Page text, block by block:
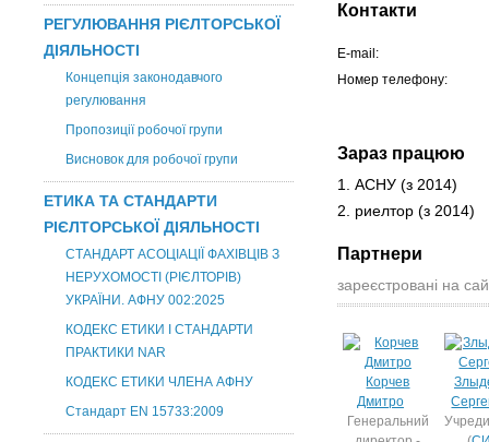
РЕГУЛЮВАННЯ РІЄЛТОРСЬКОЇ
ДІЯЛЬНОСТІ
Концепція законодавчого
регулювання
Пропозиції робочої групи
Висновок для робочої групи
ЕТИКА ТА СТАНДАРТИ
РІЄЛТОРСЬКОЇ ДІЯЛЬНОСТІ
СТАНДАРТ АСОЦІАЦІЇ ФАХІВЦІВ З
НЕРУХОМОСТІ (РІЄЛТОРІВ)
УКРАЇНИ. АФНУ 002:2025
КОДЕКС ЕТИКИ І СТАНДАРТИ
ПРАКТИКИ NAR
КОДЕКС ЕТИКИ ЧЛЕНА АФНУ
Стандарт EN 15733:2009
Контакти
E-mail:
Номер телефону:
Зараз працюю
1. АСНУ (з 2014)
2. риелтор (з 2014)
Партнери
зареєстровані на
Корчев
Дмитро
Генеральний